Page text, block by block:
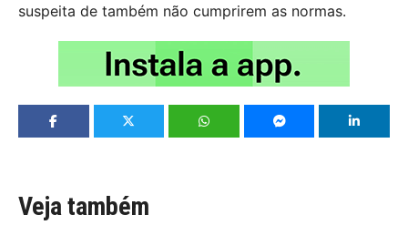
suspeita de também não cumprirem as normas.
Veja também